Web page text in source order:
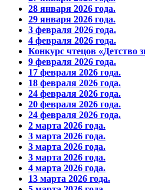
28 января 2026 года.
29 января 2026 года.
3 февраля 2026 года.
4 февраля 2026 года.
Конкурс чтецов «Детство
9 февраля 2026 года.
17 февраля 2026 года.
18 февраля 2026 года.
24 февраля 2026 года.
20 февраля 2026 года.
24 февраля 2026 года.
2 марта 2026 года.
3 марта 2026 года.
3 марта 2026 года.
3 марта 2026 года.
4 марта 2026 года.
13 марта 2026 года.